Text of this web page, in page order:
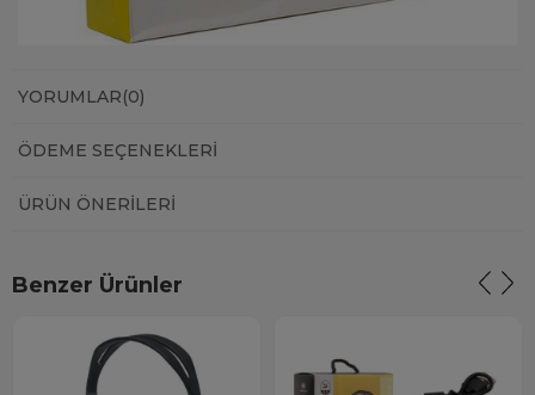
YORUMLAR(0)
ÖDEME SEÇENEKLERI
ÜRÜN ÖNERILERI
Benzer Ürünler